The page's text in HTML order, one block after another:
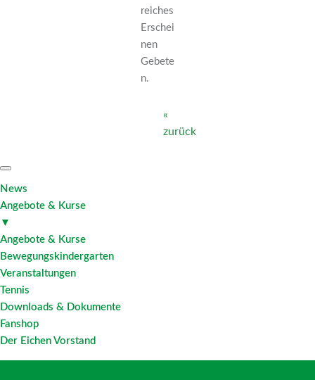
reiches
Erschei
nen
Gebete
n.
«
zurück
News
Angebote & Kurse
▼
Angebote & Kurse
Bewegungskindergarten
Veranstaltungen
Tennis
Downloads & Dokumente
Fanshop
Der Eichen Vorstand